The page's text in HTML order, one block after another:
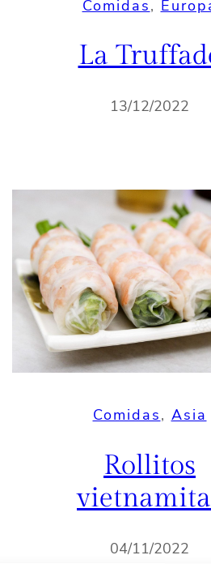
Comidas,
La
13/12/2022
Comidas, Asia
Rollitos
04/11/2022